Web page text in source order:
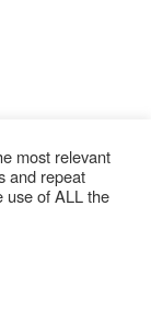
most relevant
and repeat
use of ALL the